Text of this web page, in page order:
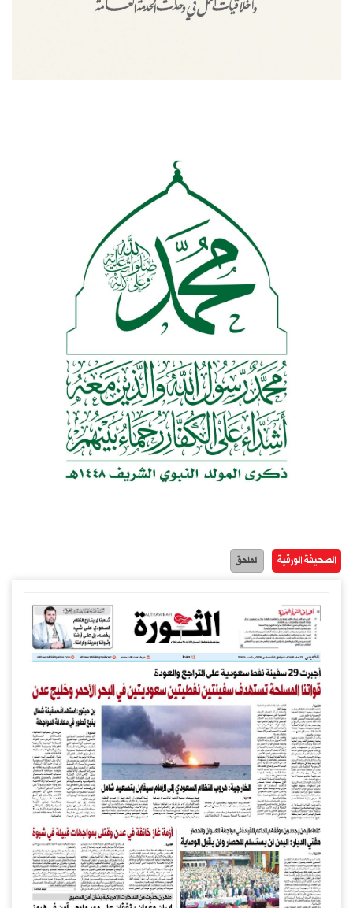
الصحيفة الورقية الملحق